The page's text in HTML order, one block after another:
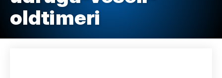
oldtimeri